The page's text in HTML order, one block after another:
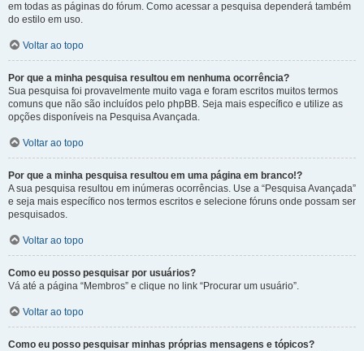
em todas as páginas do fórum. Como acessar a pesquisa dependerá também
do estilo em uso.
Voltar ao topo
Por que a minha pesquisa resultou em nenhuma ocorrência?
Sua pesquisa foi provavelmente muito vaga e foram escritos muitos termos
comuns que não são incluídos pelo phpBB. Seja mais específico e utilize as
opções disponíveis na Pesquisa Avançada.
Voltar ao topo
Por que a minha pesquisa resultou em uma página em branco!?
A sua pesquisa resultou em inúmeras ocorrências. Use a “Pesquisa Avançada”
e seja mais específico nos termos escritos e selecione fóruns onde possam ser
pesquisados.
Voltar ao topo
Como eu posso pesquisar por usuários?
Vá até a página “Membros” e clique no link “Procurar um usuário”.
Voltar ao topo
Como eu posso pesquisar minhas próprias mensagens e tópicos?